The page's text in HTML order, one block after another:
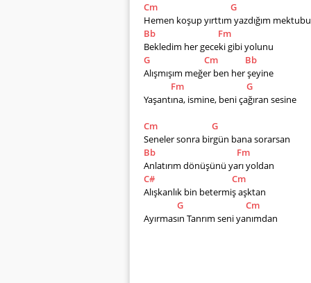
Cm
G
Hemen koşup yırttım yazdığım mektubu
Bb
Fm
Bekledim her geceki gibi yolunu
G
Cm
Bb
Alışmışım meğer ben her şeyine
Fm
G
Yaşantına, ismine, beni çağıran sesine
Cm
G
Seneler sonra birgün bana sorarsan
Bb
Fm
Anlatırım dönüşünü yarı yoldan
C#
Cm
Alışkanlık bin betermiş aşktan
G
Cm
Ayırmasın Tanrım seni yanımdan